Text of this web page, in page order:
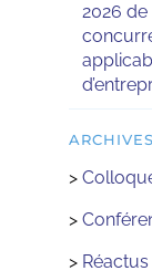
2026 de
ARCHIVES
>
>
> Réactus